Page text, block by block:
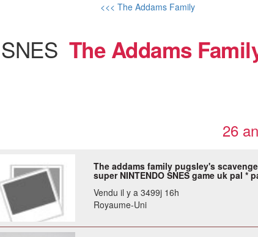
<<< The Addams Family
SNES The Addams
26
The addams family pugsley's
super NINTENDO SNES game uk pal *
Vendu il y a 3499j 16h
Royaume-Uni